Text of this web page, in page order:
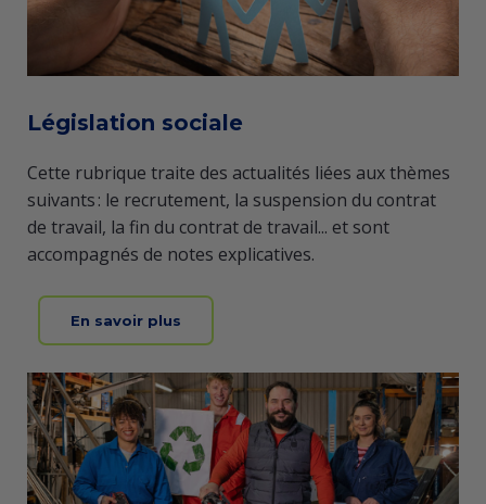
Législation sociale
Cette rubrique traite des actualités liées aux thèmes
suivants : le recrutement, la suspension du contrat
de travail, la fin du contrat de travail... et sont
accompagnés de notes explicatives.
En savoir plus